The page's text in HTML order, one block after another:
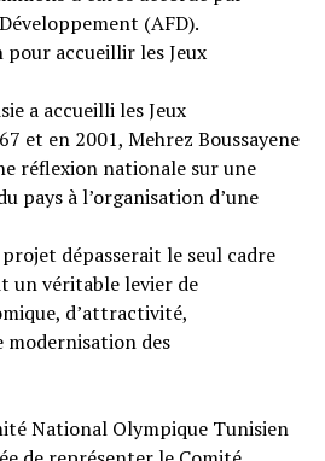
(AFD).
accueillir les Jeux
a accueilli les Jeux
et en 2001, Mehrez Boussayene
réflexion nationale sur une
pays à l’organisation d’une
dépasserait le seul cadre
véritable levier de
d’attractivité,
modernisation des
National Olympique Tunisien